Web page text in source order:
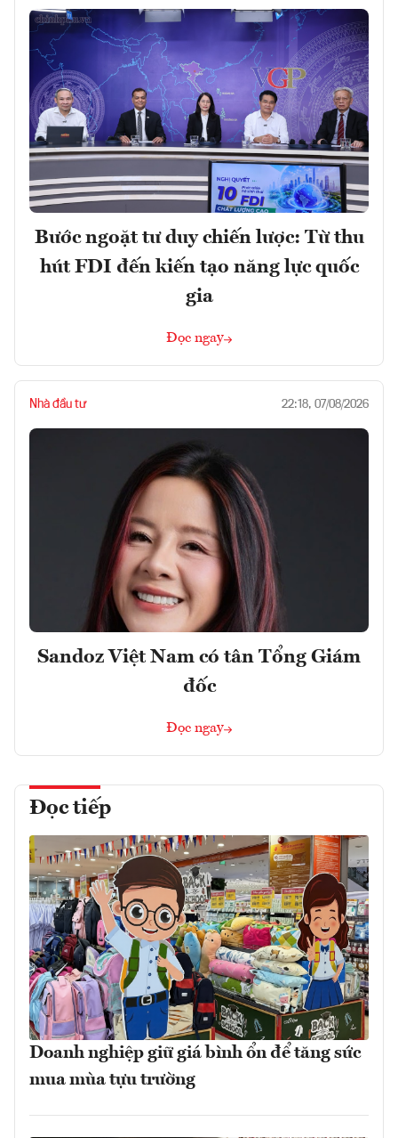
Bước ngoặt tư duy chiến lược: Từ thu
hút FDI đến kiến tạo năng lực quốc
gia
Đọc ngay
Nhà đầu tư 22:18, 07/08/2026
Sandoz Việt Nam có tân Tổng Giám
đốc
Đọc ngay
Đọc tiếp
Doanh nghiệp giữ giá bình ổn để tăng sức
mua mùa tựu trường